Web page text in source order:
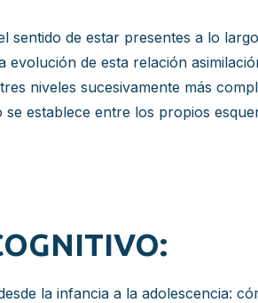
sentido de estar presentes a lo
de esta relación
niveles sucesivamente más
establece entre los propios
la infancia a la adolescencia: